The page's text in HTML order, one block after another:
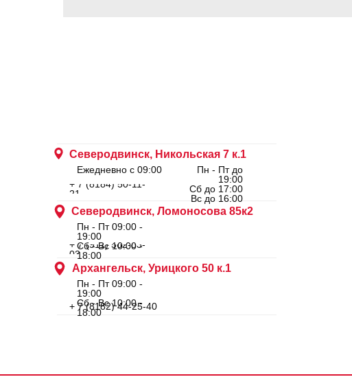
Архангельск, Урицкого 50 к.1
Северодвинск, Ломоносова 85к2
Северодвинск, Никольская 7 к.1
Ежедневно с 09:00
Пн - Пт до
19:00
Сб до 17:00
Вс до 16:00
Пн - Пт 09:00 -
19:00
Сб - Вс 10:00 -
18:00
Пн - Пт 09:00 -
19:00
Сб - Вс 10:00 -
18:00
+ 7 (8184) 50-11-
21
+ 7 (911) 562-83-
03
+ 7 (8182) 44-25-40